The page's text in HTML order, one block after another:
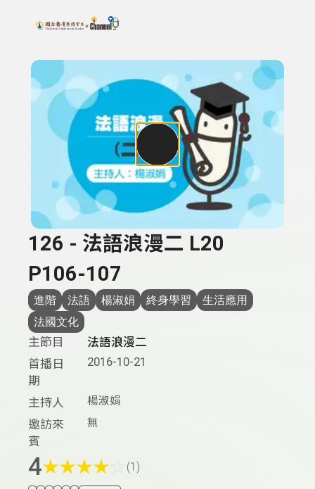
上方功能區塊
搜尋關鍵字：可輸入節目名稱、主持人或關鍵字
126 - 法語浪漫二 L20
P106-107
進階 法語 楊淑娟 終身學習
生活應用
法國文化
主節目
法語浪漫二
首播日
期
2016-10-21
主持人 楊淑娟
邀訪來
賓
無
4★★★★ (1)